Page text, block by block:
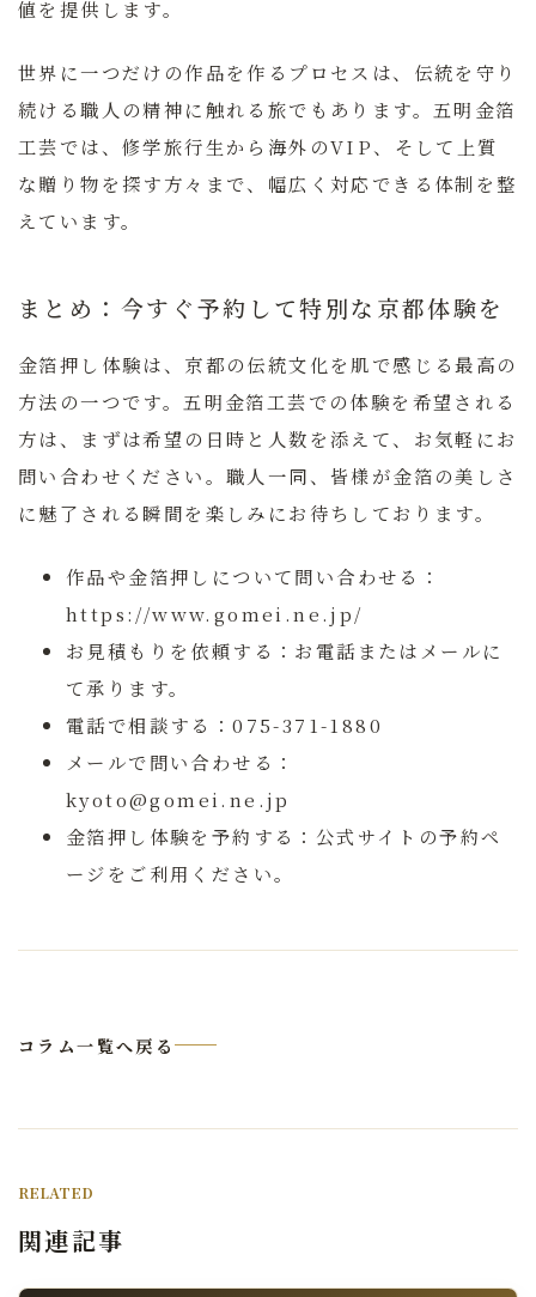
値を提供します。
世界に一つだけの作品を作るプロセスは、伝統を守り
続ける職人の精神に触れる旅でもあります。五明金箔
工芸では、修学旅行生から海外のVIP、そして上質
な贈り物を探す方々まで、幅広く対応できる体制を整
えています。
まとめ：今すぐ予約して特別な京都体験を
金箔押し体験は、京都の伝統文化を肌で感じる最高の
方法の一つです。五明金箔工芸での体験を希望される
方は、まずは希望の日時と人数を添えて、お気軽にお
問い合わせください。職人一同、皆様が金箔の美しさ
に魅了される瞬間を楽しみにお待ちしております。
作品や金箔押しについて問い合わせる：
https://www.gomei.ne.jp/
お見積もりを依頼する： お電話またはメールに
て承ります。
電話で相談する：075-371-1880
メールで問い合わせる：
kyoto@gomei.ne.jp
金箔押し体験を予約する： 公式サイトの予約ペ
ージをご利用ください。
コラム一覧へ戻る
RELATED
関連記事